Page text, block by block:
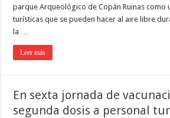
parque Arqueológico de Copán Ruinas como
turísticas que se pueden hacer al aire libre
la …
Leer más
En sexta jornada de
segunda dosis a personal